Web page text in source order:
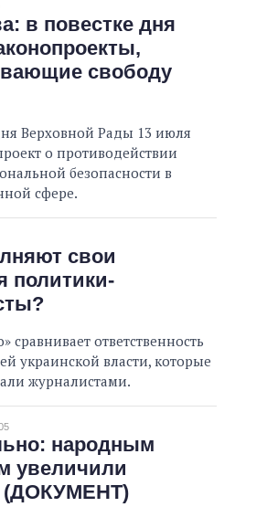
в повестке дня
свободу
Верховной Рады 13 июля
о противодействии
безопасности в
сфере.
свои
политики-
сравнивает ответственность
украинской власти, которые
журналистами.
народным
увеличили
(ДОКУМЕНТ)